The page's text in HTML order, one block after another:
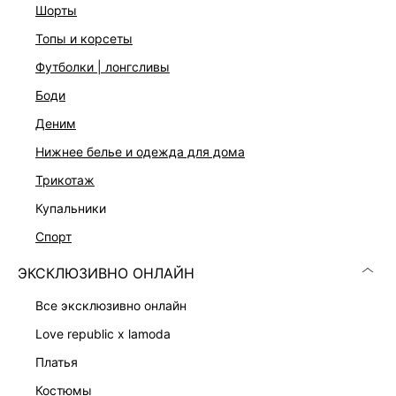
шорты
топы и корсеты
футболки | лонгсливы
боди
деним
нижнее белье и одежда для дома
трикотаж
купальники
спорт
ЭКСКЛЮЗИВНО ОНЛАЙН
все эксклюзивно онлайн
love republic x lamoda
платья
костюмы
Застежка на молнию и пуговицу
Цвет: голубой индиго
стандартному размеру
ДОСТАВКА И ВОЗВРАТ
Скачать
в AppStore